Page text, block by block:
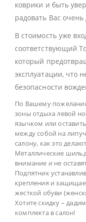
коврики и быть
радовать Вас очень
В стоимость уже
соответствующий
который
эксплуатации, что
безопасности
По Вашему
зоны отдыха левой
язычком или
между собой на
салону, как это
Металлические
внимание и не
Подпятник
крепления и
жесткой обуви
Хотите скидку –
комплекта в салон!